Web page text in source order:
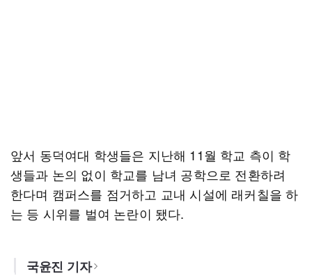
앞서 동덕여대 학생들은 지난해 11월 학교 측이 학
생들과 논의 없이 학교를 남녀 공학으로 전환하려
한다며 캠퍼스를 점거하고 교내 시설에 래커칠을 하
는 등 시위를 벌여 논란이 됐다.
국윤진 기자